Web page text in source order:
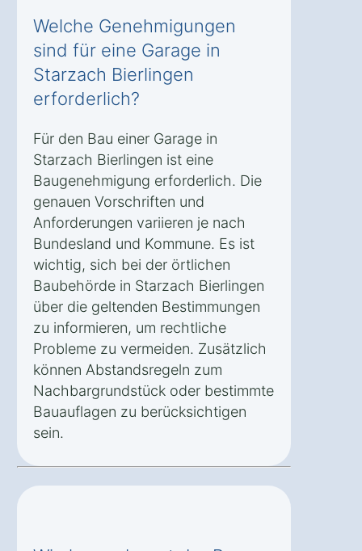
Welche Genehmigungen
sind für eine Garage in
Starzach Bierlingen
erforderlich?
Für den Bau einer Garage in
Starzach Bierlingen ist eine
Baugenehmigung erforderlich. Die
genauen Vorschriften und
Anforderungen variieren je nach
Bundesland und Kommune. Es ist
wichtig, sich bei der örtlichen
Baubehörde in Starzach Bierlingen
über die geltenden Bestimmungen
zu informieren, um rechtliche
Probleme zu vermeiden. Zusätzlich
können Abstandsregeln zum
Nachbargrundstück oder bestimmte
Bauauflagen zu berücksichtigen
sein.